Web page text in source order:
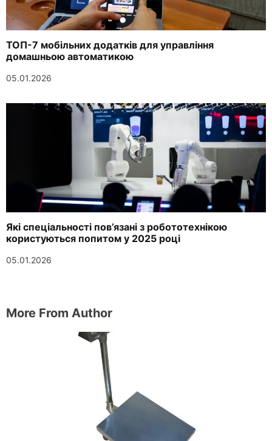
ТОП-7 мобільних додатків для управління
домашньою автоматикою
05.01.2026
Які спеціальності пов’язані з робототехнікою
користуються попитом у 2025 році
05.01.2026
More From Author